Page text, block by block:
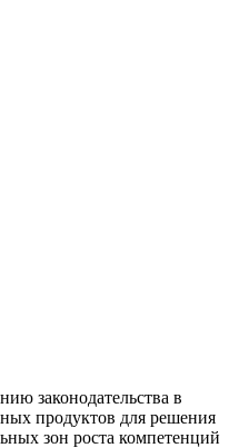
законодательства в
продуктов для решения
зон роста компетенций